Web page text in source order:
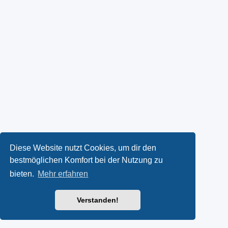
Diese Website nutzt Cookies, um dir den
bestmöglichen Komfort bei der Nutzung zu
bieten. Mehr erfahren
Verstanden!